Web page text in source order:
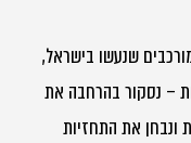
שנעשו בישראל,
– נסקור בהרחבה את
ונבחן את התחזיות